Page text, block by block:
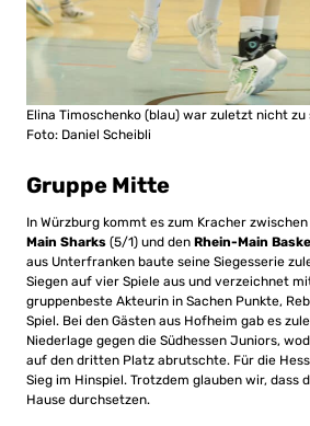
Elina Timoschenko (blau) war zuletzt nicht zu
Foto: Daniel Scheibli
Gruppe Mitte
In Würzburg kommt es zum Kracher
Main Sharks (5/1) und den Rhein-Main
aus Unterfranken baute seine Siegesserie
Siegen auf vier Spiele aus und verzeichnet
gruppenbeste Akteurin in Sachen Punkte,
Spiel. Bei den Gästen aus Hofheim gab es
Niederlage gegen die Südhessen Juniors,
auf den dritten Platz abrutschte. Für die
Sieg im Hinspiel. Trotzdem glauben wir, dass
Hause durchsetzen.